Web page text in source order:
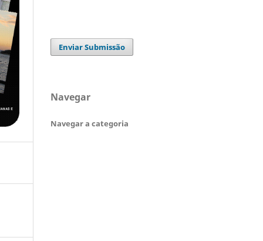
Enviar Submissão
Navegar
Navegar a categoria